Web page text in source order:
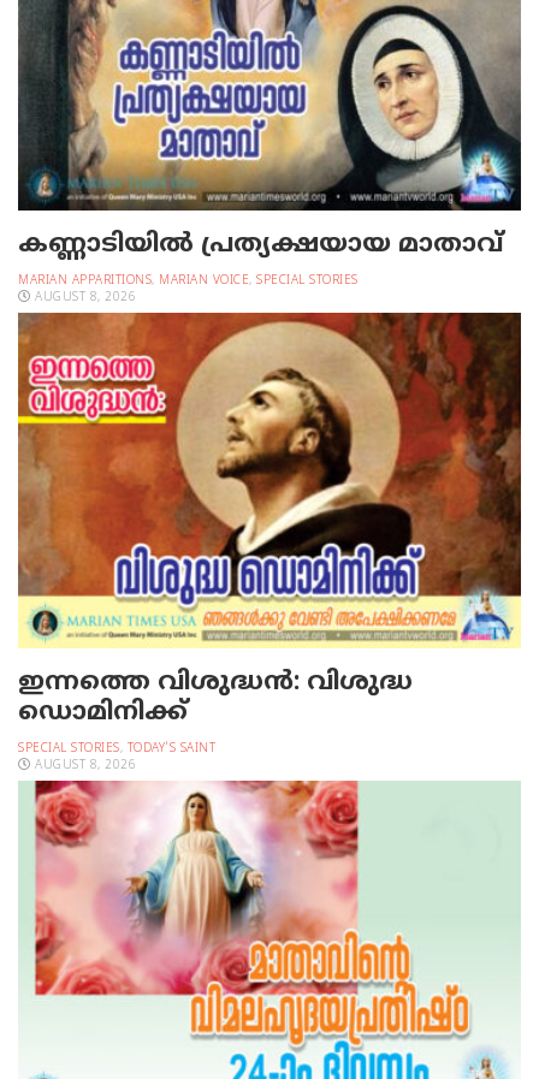
കണ്ണാടിയില്‍ പ്രത്യക്ഷയായ മാതാവ്
MARIAN APPARITIONS, MARIAN VOICE, SPECIAL STORIES
AUGUST 8, 2026
ഇന്നത്തെ വിശുദ്ധന്‍: വിശുദ്ധ
ഡൊമിനിക്ക്
SPECIAL STORIES, TODAY'S SAINT
AUGUST 8, 2026